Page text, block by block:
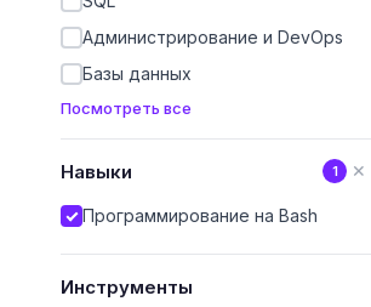
Администрирование и DevOps
Базы данных
Посмотреть все
Навыки 1 ✕
Программирование на Bash
Инструменты